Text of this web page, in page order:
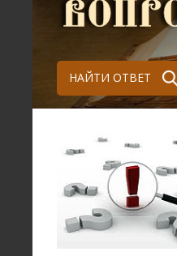
НАЙТИ ОТВЕТ